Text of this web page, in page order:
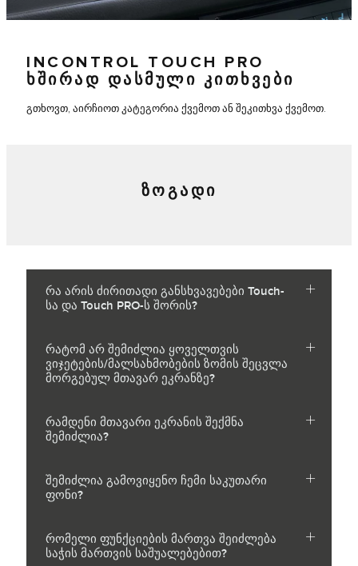
INCONTROL TOUCH PRO
ᲮᲨᲘᲠᲐᲓ ᲓᲐᲡᲛᲣᲚᲘ ᲙᲘᲗᲮᲕᲔᲑᲘ
გთხოვთ, აირჩიოთ კატეგორია ქვემოთ ან შეკითხვა ქვემოთ.
ᲖᲝᲒᲐᲓᲘ
რა არის ძირითადი განსხვავებები Touch-
სა და Touch PRO-ს შორის?
რატომ არ შემიძლია ყოველთვის
ვიჯეტების/მალსახმობების ზომის შეცვლა
მორგებულ მთავარ ეკრანზე?
რამდენი მთავარი ეკრანის შექმნა
შემიძლია?
შემიძლია გამოვიყენო ჩემი საკუთარი
ფონი?
რომელი ფუნქციების მართვა შეიძლება
საჭის მართვის საშუალებებით?